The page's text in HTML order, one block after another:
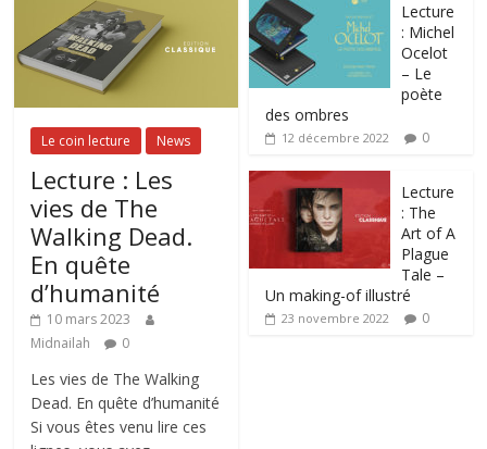
Le coin lecture News
Lecture : Les
vies de The
Walking Dead.
En quête
d’humanité
10 mars 2023
Midnailah
0
Les vies de The Walking
Dead. En quête d’humanité
Si vous êtes venu lire ces
Lecture
: Michel
Ocelot
– Le
poète
des ombres
12 décembre 2022 0
Lecture
: The
Art of A
Plague
Tale –
Un making-of illustré
23 novembre 2022 0